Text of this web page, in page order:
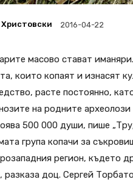
2016-04-22
масово стават
които копаят и изнасят
расте постоянно,
на родните археолози
500 000 души, пише
група копачи за
регион, където
разказа доц. Сергей